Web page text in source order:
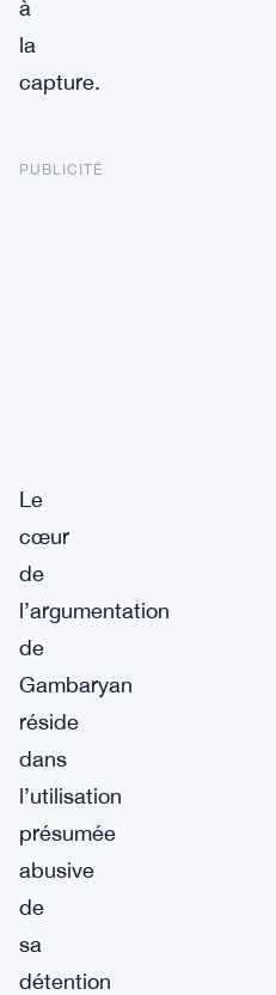
à
la
capture.
PUBLICITÉ
Le
cœur
de
l’argumentation
de
Gambaryan
réside
dans
l’utilisation
présumée
abusive
de
sa
détention